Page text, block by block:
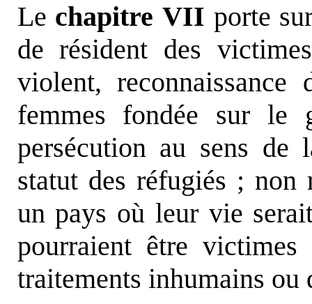
Le chapitre VII porte
de résident des
violent,
femmes fondée sur le
persécution au sens
statut des réfugiés ; non
un pays où leur vie
pourraient être
traitements inhumains ou